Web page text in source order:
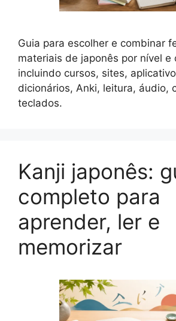
Guia para escolher e combinar
materiais de japonês por nível e
incluindo cursos, sites,
dicionários, Anki, leitura, áudio,
teclados.
Kanji japonês:
completo para
aprender, ler e
memorizar